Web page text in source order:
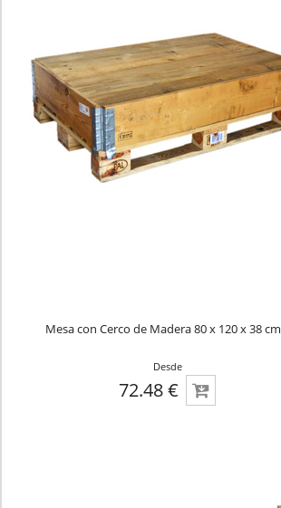
Mesa con Cerco de Madera 80 x 120 x 38 cm
Desde
72.48 €